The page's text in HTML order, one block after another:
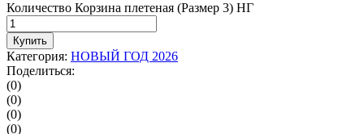
Количество Корзина плетеная (Размер 3) НГ
Купить
Категория: НОВЫЙ ГОД 2026
Поделиться:
(0)
(0)
(0)
(0)